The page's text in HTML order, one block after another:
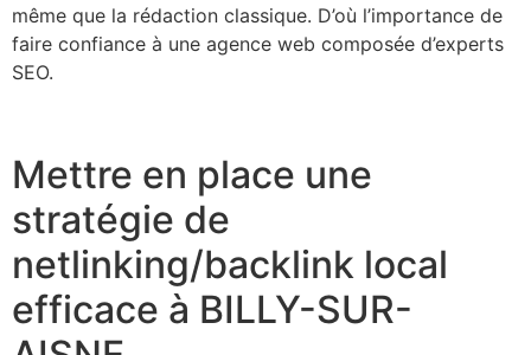
même que la rédaction classique. D’où l’importance de
faire confiance à une agence web composée d’experts
SEO.
Mettre en place une
stratégie de
netlinking/backlink local
efficace à BILLY-SUR-